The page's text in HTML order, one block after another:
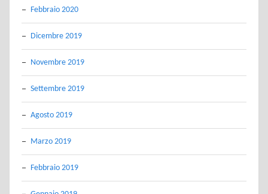
Febbraio 2020
Dicembre 2019
Novembre 2019
Settembre 2019
Agosto 2019
Marzo 2019
Febbraio 2019